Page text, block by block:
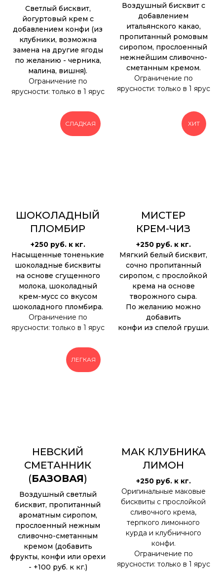
Светлый бисквит,
йогуртовый крем с
добавлением конфи (из
клубники, возможна
замена на другие ягоды
по желанию - черника,
малина, вишня).
Ограничение по
ярусности: только в 1 ярус
Воздушный бисквит с
добавлением
итальянского какао,
пропитанный ромовым
сиропом, прослоенный
нежнейшим сливочно-
сметанным кремом.
Ограничение по
ярусности: только в 1 ярус
СЛАДКАЯ
ШОКОЛАДНЫЙ
ПЛОМБИР
+250 руб. к кг.
Насыщенные тоненькие
шоколадные бисквиты
на основе сгущенного
молока, шоколадный
крем-мусс со вкусом
шоколадного пломбира.
Ограничение по
ярусности: только в 1 ярус
ХИТ
МИСТЕР
КРЕМ-ЧИЗ
+250 руб. к кг.
Мягкий белый бисквит,
сочно пропитанный
сиропом, с прослойкой
крема на основе
творожного сыра.
По желанию можно
добавить
конфи из спелой груши.
ЛЕГКАЯ
НЕВСКИЙ
СМЕТАННИК
(БАЗОВАЯ)
Воздушный светлый
бисквит, пропитанный
ароматным сиропом,
прослоенный нежным
сливочно-сметанным
кремом (добавить
фрукты, конфи или орехи
- +100 руб. к кг.)
МАК КЛУБНИКА
ЛИМОН
+250 руб. к кг.
Оригинальные маковые
бисквиты с прослойкой
сливочного крема,
терпкого лимонного
курда и клубничного
конфи.
Ограничение по
ярусности: только в 1 ярус